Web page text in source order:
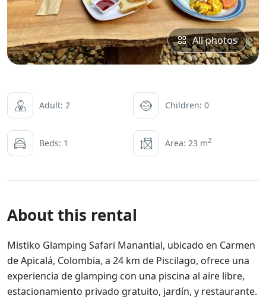
All photos
Adult: 2 Children: 0
Beds: 1 Area: 23 m2
About this rental
Mistiko Glamping Safari Manantial, ubicado en Carmen
de Apicalá, Colombia, a 24 km de Piscilago, ofrece una
experiencia de glamping con una piscina al aire libre,
estacionamiento privado gratuito, jardín, y restaurante.